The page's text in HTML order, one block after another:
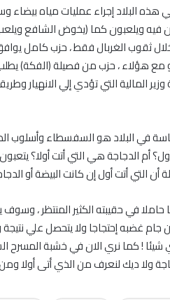
هذه البلاد إجراء عمليات مياه
فيه ويلعبون كما (يخوض الشافع
ثقوب الغربال فقط ، حزب كامل
هؤلاء ، حزب من فصيلة (الفكة) يطلب
المالية التي تؤدي إلي الانهيار
في البلاد هو السفسطاء وأسلوب
أم الدجاجة هي التي أتت أولا؟
أن التي أتت أول إن كانت البيضة أو
في حقيبته الكثير المنتظر ،
غضبه إحتجاجا ولا يتحصل علي نتيجة
! كما نري الان في خشبة المسرح
ولا ديك لنعرف من الذي أتى أولا